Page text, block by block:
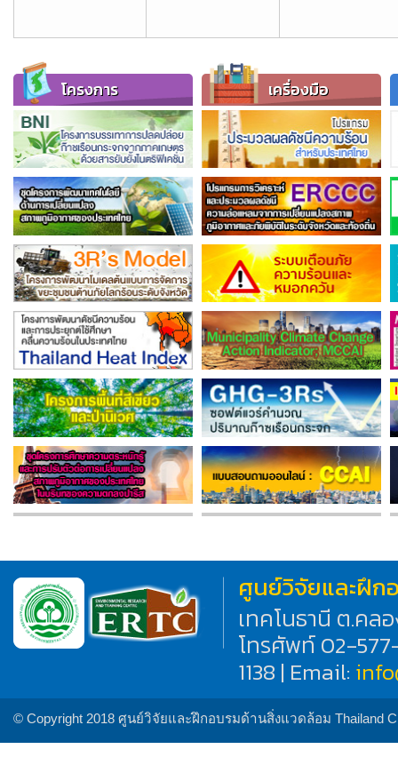
โครงการ เครื่องมือ
ศูนย์วิจัยและฝึ
เทคโนธานี ต.คล
โทรศัพท์ 02-
1138 | Email:
© Copyright 2018 ศูนย์วิจัยและฝึกอบรมด้านสิ่งแวดล้อม Thailand